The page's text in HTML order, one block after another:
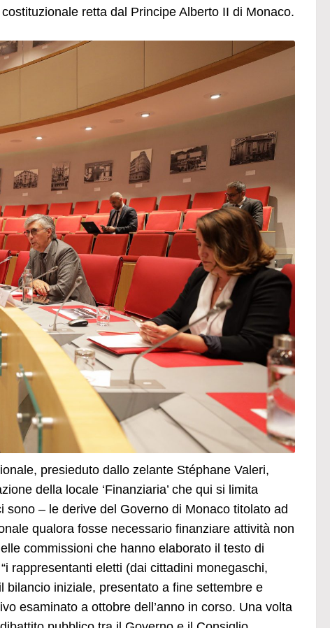
retta dal Principe Alberto II di Monaco.
presieduto dallo zelante Stéphane Valeri,
della locale ‘Finanziaria’ che qui si limita
sono – le derive del Governo di Monaco titolato ad
qualora fosse necessario finanziare attività non
commissioni che hanno elaborato il testo di
rappresentanti eletti (dai cittadini monegaschi,
iniziale, presentato a fine settembre e
esaminato a ottobre dell’anno in corso. Una volta